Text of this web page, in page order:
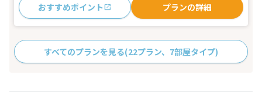
おすすめポイント プランの詳細
すべてのプランを見る(22プラン、7部屋タイプ)